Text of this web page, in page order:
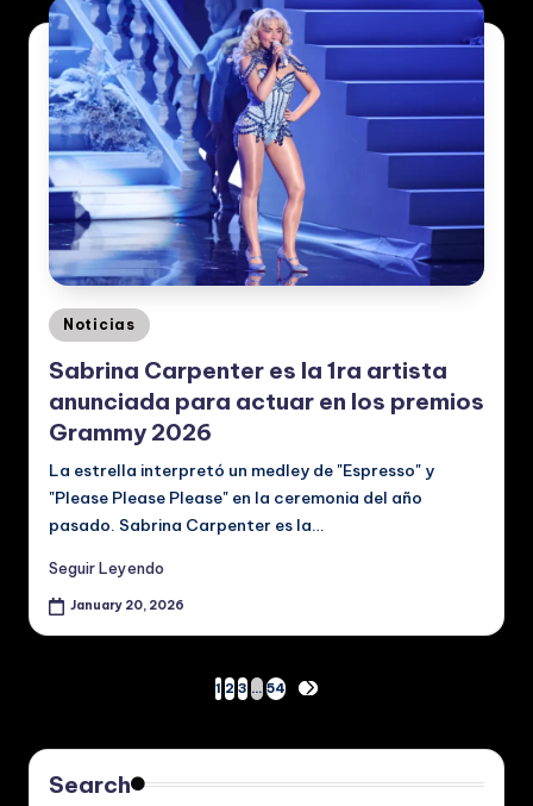
Posted
in
Noticias
Sabrina Carpenter es la 1ra artista
anunciada para actuar en los premios
Grammy 2026
La estrella interpretó un medley de "Espresso" y
"Please Please Please" en la ceremonia del año
pasado. Sabrina Carpenter es la…
Seguir Leyendo
January 20, 2026
pagination
1 2 3 … 54
NEXT
Search